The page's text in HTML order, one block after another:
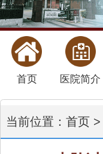
首页 医院简介
当前位置： 首页>